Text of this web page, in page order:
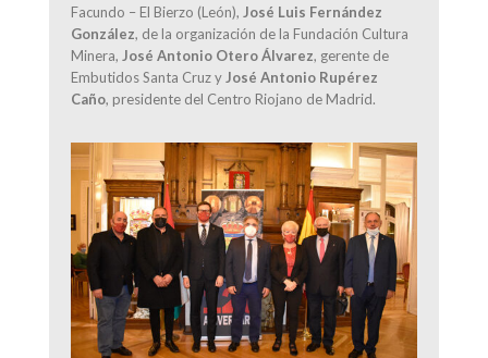
Facundo – El Bierzo (León), José Luis Fernández
González, de la organización de la Fundación Cultura
Minera, José Antonio Otero Álvarez, gerente de
Embutidos Santa Cruz y José Antonio Rupérez
Caño, presidente del Centro Riojano de Madrid.